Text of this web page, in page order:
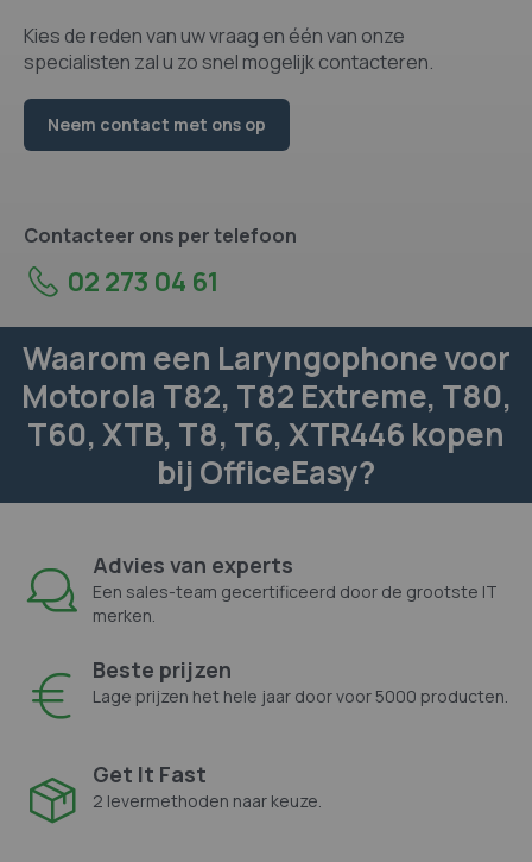
Kies de reden van uw vraag en één van onze
specialisten zal u zo snel mogelijk contacteren.
Neem contact met ons op
Contacteer ons per telefoon
02 273 04 61
Waarom een Laryngophone voor
Motorola T82, T82 Extreme, T80,
T60, XTB, T8, T6, XTR446 kopen
bij OfficeEasy?
Advies van experts
Een sales-team gecertificeerd door de grootste IT
merken.
Beste prijzen
Lage prijzen het hele jaar door voor 5000 producten.
Get It Fast
2 levermethoden naar keuze.